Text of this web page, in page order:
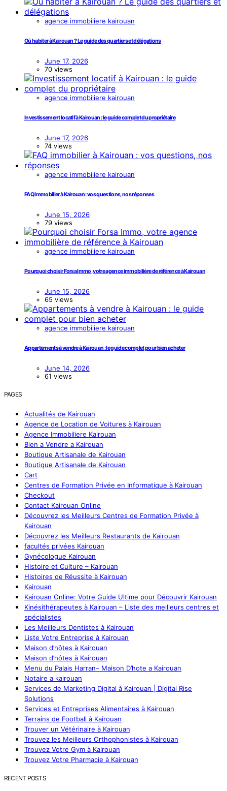
agence immobiliere kairouan
Où habiter à Kairouan ? Le guide des quartiers et délégations
June 17, 2026
70 views
agence immobiliere kairouan
Investissement locatif à Kairouan : le guide complet du propriétaire
June 17, 2026
74 views
agence immobiliere kairouan
FAQ immobilier à Kairouan : vos questions, nos réponses
June 15, 2026
79 views
agence immobiliere kairouan
Pourquoi choisir Forsa Immo, votre agence immobilière de référence à Kairouan
June 15, 2026
65 views
agence immobiliere kairouan
Appartements à vendre à Kairouan : le guide complet pour bien acheter
June 14, 2026
61 views
PAGES
Actualités de Kairouan
Agence de Location de Voitures à Kairouan
Agence Immobiliere Kairouan
Bien a Vendre a Kairouan
Boutique Artisanale de Kairouan
Boutique Artisanale de Kairouan
Cart
Centres de Formation Privée en Informatique à Kairouan
Checkout
Contact Kairouan Online
Découvrez les Meilleurs Centres de Formation Privée à
Kairouan
Découvrez les Meilleurs Restaurants de Kairouan
facultés privées Kairouan
Gynécologue Kairouan
Histoire et Culture – Kairouan
Histoires de Réussite à Kairouan
Kairouan
Kairouan Online: Votre Guide Ultime pour Découvrir Kairouan
Kinésithérapeutes à Kairouan – Liste des meilleurs centres et
spécialistes
Les Meilleurs Dentistes à Kairouan
Liste Votre Entreprise à Kairouan
Maison d’hôtes à Kairouan
Maison d’hôtes à Kairouan
Menu du Palais Harran– Maison D’hote a Kairouan
Notaire a kairouan
Services de Marketing Digital à Kairouan | Digital Rise
Solutions
Services et Entreprises Alimentaires à Kairouan
Terrains de Football à Kairouan
Trouver un Vétérinaire à Kairouan
Trouvez les Meilleurs Orthophonistes à Kairouan
Trouvez Votre Gym à Kairouan
Trouvez Votre Pharmacie à Kairouan
RECENT POSTS